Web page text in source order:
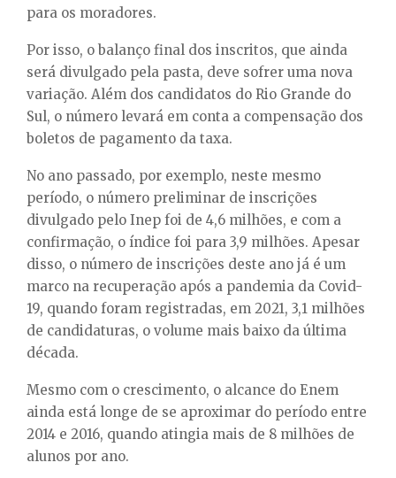
para os moradores.
Por isso, o balanço final dos inscritos, que ainda
será divulgado pela pasta, deve sofrer uma nova
variação. Além dos candidatos do Rio Grande do
Sul, o número levará em conta a compensação dos
boletos de pagamento da taxa.
No ano passado, por exemplo, neste mesmo
período, o número preliminar de inscrições
divulgado pelo Inep foi de 4,6 milhões, e com a
confirmação, o índice foi para 3,9 milhões. Apesar
disso, o número de inscrições deste ano já é um
marco na recuperação após a pandemia da Covid-
19, quando foram registradas, em 2021, 3,1 milhões
de candidaturas, o volume mais baixo da última
década.
Mesmo com o crescimento, o alcance do Enem
ainda está longe de se aproximar do período entre
2014 e 2016, quando atingia mais de 8 milhões de
alunos por ano.